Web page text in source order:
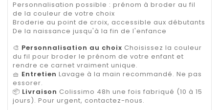
Personnalisation possible : prénom à broder au fil
de la couleur de votre choix
Broderie au point de croix, accessible aux débutants
De la naissance jusqu'à la fin de l'enfance
🎨 Personnalisation au choix Choisissez la couleur
du fil pour broder le prénom de votre enfant et
rendre ce carnet vraiment unique.
🧺 Entretien Lavage à la main recommandé. Ne pas
essorer.
📦 Livraison Colissimo 48h une fois fabriqué (10 à 15
jours). Pour urgent, contactez-nous.